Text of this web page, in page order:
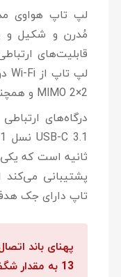
مُدرن و شکیل و
قابلیت‌های
2×2 MIMO و همچنین بلوتوث 5.0 برخوردار است.
درگاه‌های
ثانیه است که یکی
پشتیبانی
تاپ دارای جک هدفون 3.5 میلی متری
پهنای باند